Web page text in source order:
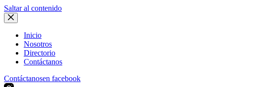
Saltar al contenido
Inicio
Nosotros
Directorio
Contáctanos
Contáctanosen facebook